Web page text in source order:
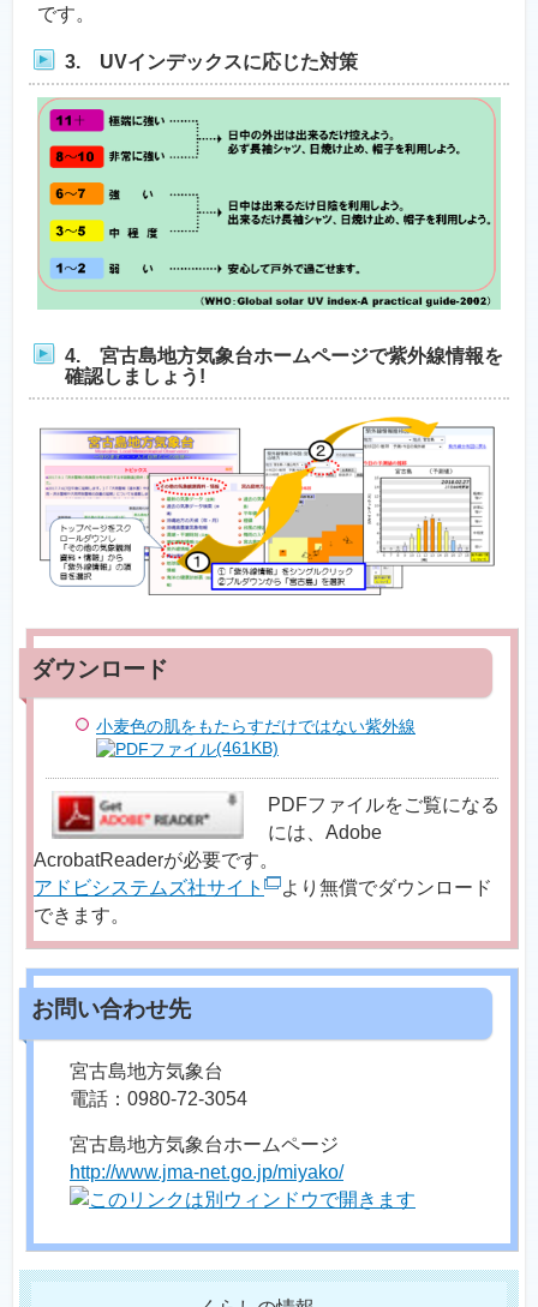
です。
3. UVインデックスに応じた対策
4. 宮古島地方気象台ホームページで紫外線情報を
確認しましょう!
小麦色の肌をもたらすだけではない紫外線
(461KB)
PDFファイルをご覧になる
には、Adobe
AcrobatReaderが必要です。
アドビシステムズ社サイト
より無償でダウンロード
できます。
宮古島地方気象台
電話：0980-72-3054
宮古島地方気象台ホームページ
http://www.jma-net.go.jp/miyako/